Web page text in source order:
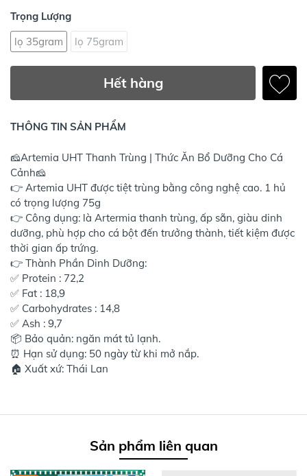
Trọng Lượng
lọ 35gram
lọ 75gram
Hết hàng
THÔNG TIN SẢN PHẨM
🧀Artemia UHT Thanh Trùng | Thức Ăn Bổ Dưỡng Cho Cá
Cảnh🧀
👉 Artemia UHT được tiệt trùng bằng công nghệ cao. 1 hủ
có trọng lượng 75g
👉 Công dụng: là Artermia thanh trùng, ấp sẵn, giàu dinh
dưỡng, phù hợp cho cá bột đến trưởng thành, tiết kiệm được
thời gian ấp trứng.
👉 Thành Phần Dinh Dưỡng:
✅ Protein : 72,2
✅ Fat : 18,9
✅ Carbohydrates : 14,8
✅ Ash : 9,7
📦 Bảo quản: ngăn mát tủ lạnh.
⏰ Hạn sử dụng: 50 ngày từ khi mở nắp.
🏠 Xuất xứ: Thái Lan
Sản phẩm liên quan